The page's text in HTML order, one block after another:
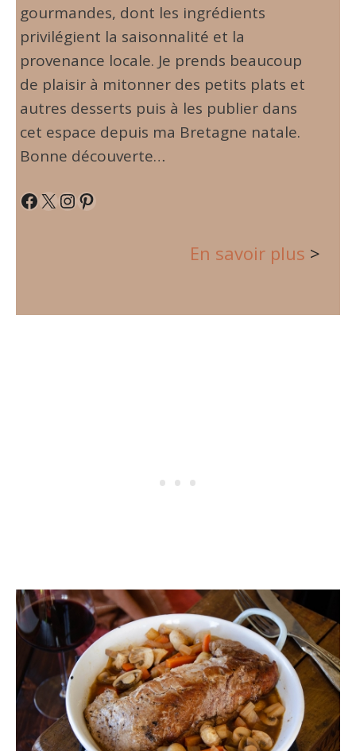
gourmandes, dont les ingrédients
privilégient la saisonnalité et la
provenance locale. Je prends beaucoup
de plaisir à mitonner des petits plats et
autres desserts puis à les publier dans
cet espace depuis ma Bretagne natale.
Bonne découverte…
Facebook X InstagramPinterest
En savoir plus >